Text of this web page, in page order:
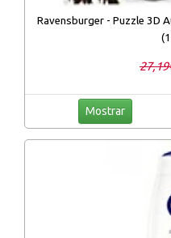
Ravensburger - Puzzle 3D
Mostrar